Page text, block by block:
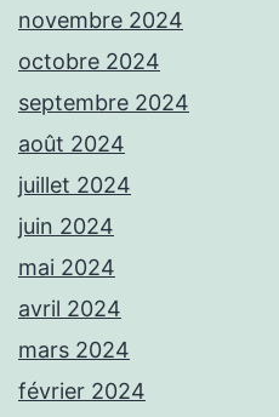
novembre 2024
octobre 2024
septembre 2024
août 2024
juillet 2024
juin 2024
mai 2024
avril 2024
mars 2024
février 2024